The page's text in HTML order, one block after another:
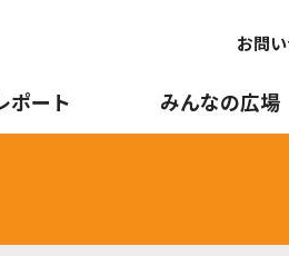
お問
ポート みんなの広場